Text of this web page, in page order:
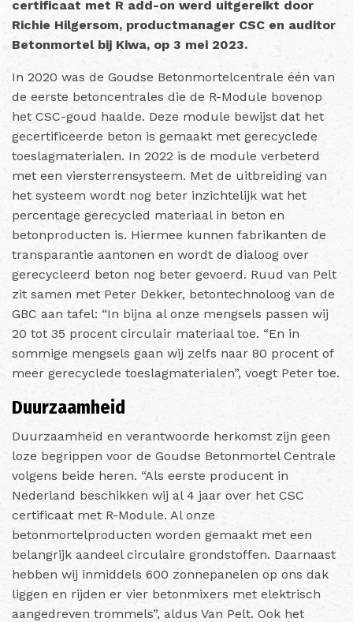
certificaat met R add-on werd uitgereikt door
Richie Hilgersom, productmanager CSC en auditor
Betonmortel bij Kiwa, op 3 mei 2023.
In 2020 was de Goudse Betonmortelcentrale één van
de eerste betoncentrales die de R-Module bovenop
het CSC-goud haalde. Deze module bewijst dat het
gecertificeerde beton is gemaakt met gerecyclede
toeslagmaterialen. In 2022 is de module verbeterd
met een viersterrensysteem. Met de uitbreiding van
het systeem wordt nog beter inzichtelijk wat het
percentage gerecycled materiaal in beton en
betonproducten is. Hiermee kunnen fabrikanten de
transparantie aantonen en wordt de dialoog over
gerecycleerd beton nog beter gevoerd. Ruud van Pelt
zit samen met Peter Dekker, betontechnoloog van de
GBC aan tafel: “In bijna al onze mengsels passen wij
20 tot 35 procent circulair materiaal toe. “En in
sommige mengsels gaan wij zelfs naar 80 procent of
meer gerecyclede toeslagmaterialen”, voegt Peter toe.
Duurzaamheid
Duurzaamheid en verantwoorde herkomst zijn geen
loze begrippen voor de Goudse Betonmortel Centrale
volgens beide heren. “Als eerste producent in
Nederland beschikken wij al 4 jaar over het CSC
certificaat met R-Module. Al onze
betonmortelproducten worden gemaakt met een
belangrijk aandeel circulaire grondstoffen. Daarnaast
hebben wij inmiddels 600 zonnepanelen op ons dak
liggen en rijden er vier betonmixers met elektrisch
aangedreven trommels”, aldus Van Pelt. Ook het